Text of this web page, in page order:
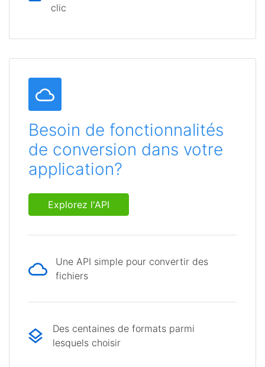
clic
Besoin de fonctionnalités
de conversion dans votre
application?
Explorez l'API
Une API simple pour convertir des
fichiers
Des centaines de formats parmi
lesquels choisir